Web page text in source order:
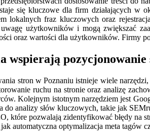
się kluczowe dla firm działających w
lokalnych fraz kluczowych oraz
użytkowników i mogą zwiększać
oraz wartości dla użytkowników. Firmy
wspierają
stron w Poznaniu istnieje wiele
ruchu na stronie oraz analizę
Kolejnym istotnym narzędziem jest
do analizy słów kluczowych, takie jak
które pozwalają zidentyfikować błędy na
automatyczna optymalizacja meta tagów